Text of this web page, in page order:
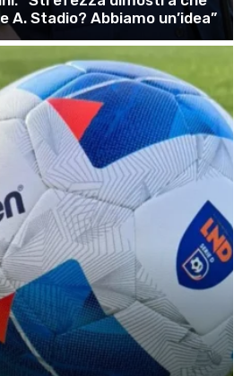
A. Stadio? Abbiamo un’idea”